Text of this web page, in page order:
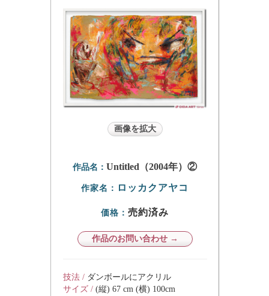
画像を拡大
作品名： Untitled（2004年）②
作家名： ロッカクアヤコ
価格： 売約済み
作品のお問い合わせ →
技法 / ダンボールにアクリル
サイズ / (縦) 67 cm (横) 100cm